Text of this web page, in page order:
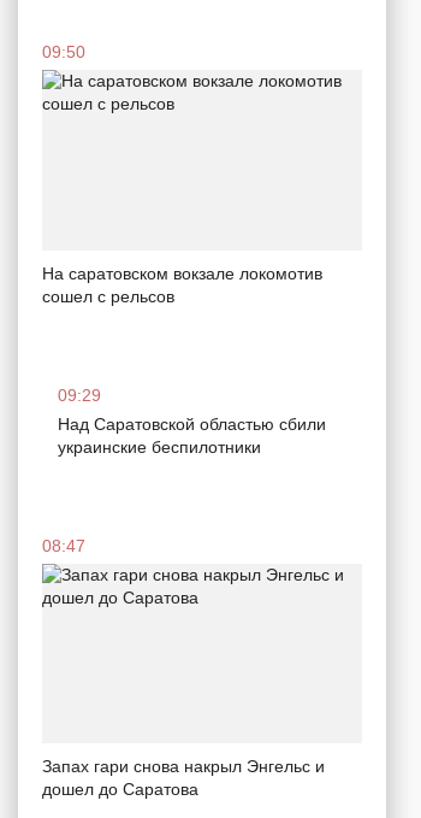
09:50
На саратовском вокзале локомотив
сошел с рельсов
09:29
Над Саратовской областью сбили
украинские беспилотники
08:47
Запах гари снова накрыл Энгельс и
дошел до Саратова